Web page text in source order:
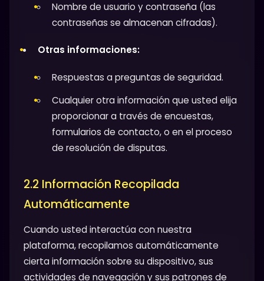
Nombre de usuario y contraseña (las
contraseñas se almacenan cifradas).
Otras informaciones:
Respuestas a preguntas de seguridad.
Cualquier otra información que usted elija
proporcionar a través de encuestas,
formularios de contacto, o en el proceso
de resolución de disputas.
2.2 Información Recopilada
Automáticamente
Cuando usted interactúa con nuestra
plataforma, recopilamos automáticamente
cierta información sobre su dispositivo, sus
actividades de navegación y sus patrones de